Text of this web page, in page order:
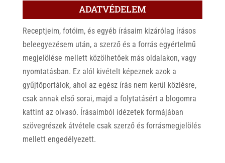
ADATVÉDELEM
Receptjeim, fotóim, és egyéb írásaim kizárólag írásos
beleegyezésem után, a szerző és a forrás egyértelmű
megjelölése mellett közölhetőek más oldalakon, vagy
nyomtatásban. Ez alól kivételt képeznek azok a
gyűjtőportálok, ahol az egész írás nem kerül közlésre,
csak annak első sorai, majd a folytatásért a blogomra
kattint az olvasó. Írásaimból idézetek formájában
szövegrészek átvétele csak szerző és forrásmegjelölés
mellett engedélyezett.